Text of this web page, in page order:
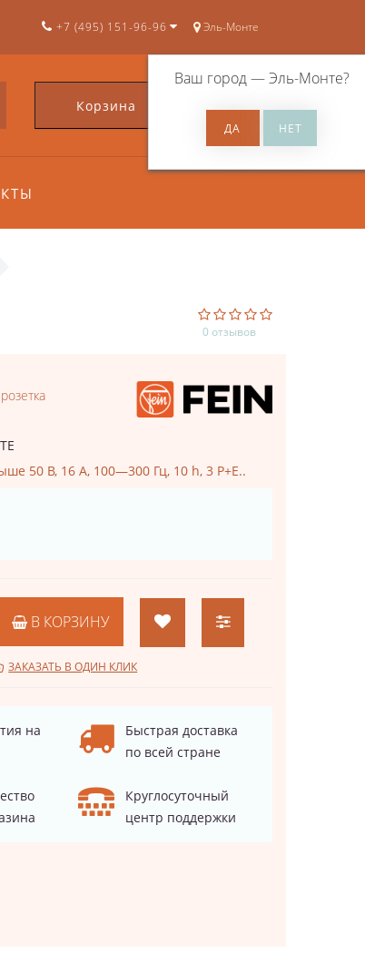
Эль-Монте
Ваш город —Эль-Монте?
+7 (495) 151-96-96
Корзина 0
0 отзывов
50 В, 16 A, 100—300 Гц, 10 h, 3 P+E..
В КОРЗИНУ
ЗАКАЗАТЬ В ОДИН КЛИК
на
Быстрая доставка
по всей стране
Круглосуточный
центр поддержки